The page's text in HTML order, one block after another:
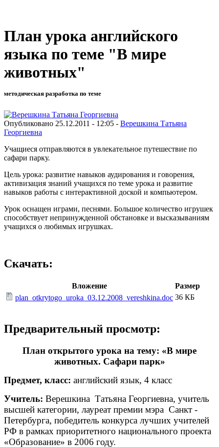
План урока английского
языка по теме "В мире
животных"
методическая разработка по теме
Опубликовано 25.12.2011 - 12:05 - Верешкина Татьяна
Георгиевна
Учащиеся отправляются в увлекательное путешествие по
сафари парку.
Цель урока: развитие навыков аудирования и говорения,
активизация знаний учащихся по теме урока и развитие
навыков работы с интерактивной доской и компьютером.
Урок оснащен играми, песнями. Большое количество игрушек
способствует непринужденной обстановке и высказываниям
учащихся о любимых игрушках.
Скачать:
Вложение
Размер
plan_otkrytogo_uroka_03.12.2008_vereshkina.doc 36 КБ
Предварительный просмотр:
План открытого урока на тему: «В мире
животных. Сафари парк»
Предмет, класс: английский язык, 4 класс
Учитель: Верешкина Татьяна Георгиевна, учитель
высшей категории, лауреат премии мэра Санкт -
Петербурга, победитель конкурса лучших учителей
РФ в рамках приоритетного национального проекта
«Образование» в 2006 году.